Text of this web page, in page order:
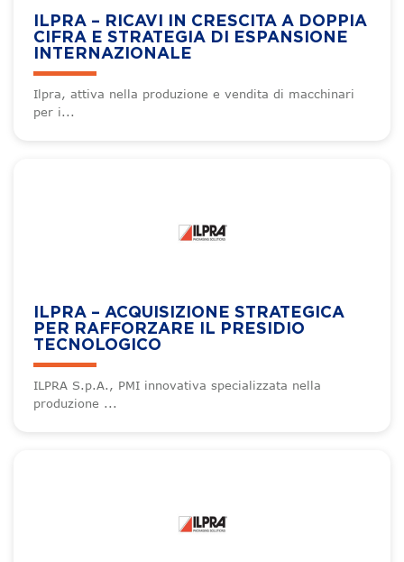
ILPRA – RICAVI IN CRESCITA A DOPPIA
CIFRA E STRATEGIA DI ESPANSIONE
INTERNAZIONALE
Ilpra, attiva nella produzione e vendita di macchinari
per i...
ILPRA – ACQUISIZIONE STRATEGICA
PER RAFFORZARE IL PRESIDIO
TECNOLOGICO
ILPRA S.p.A., PMI innovativa specializzata nella
produzione ...